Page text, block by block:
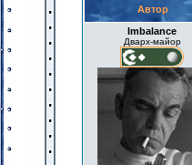
Автор
Imbalance
Дварх-майор